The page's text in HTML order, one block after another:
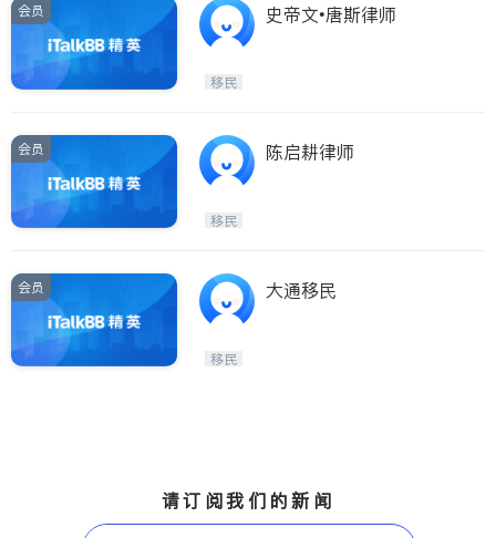
会员 史帝文•唐斯律师
移民
会员 陈启耕律师
移民
会员 大通移民
移民
请订阅我们的新闻